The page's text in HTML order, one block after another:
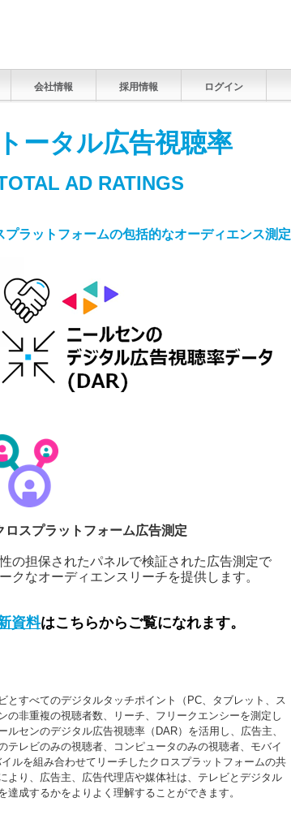
会社情報 採用情報 ログイン
ータル広告視聴率
AD RATINGS
ラットフォームの包括的なオーディエンス測定
ロスプラットフォーム広告測定
の担保されたパネルで検証された広告測定で
クなオーディエンスリーチを提供します。
資料はこちらからご覧になれます。
とすべてのデジタルタッチポイント（PC、タブレット、ス
の非重複の視聴者数、リーチ、フリークエンシーを測定し
センのデジタル広告視聴率（DAR）を活用し、広告主、
テレビのみの視聴者、コンピュータのみの視聴者、モバイ
ルを組み合わせてリーチしたクロスプラットフォームの共
より、広告主、広告代理店や媒体社は、テレビとデジタル
成するかをよりよく理解することができます。